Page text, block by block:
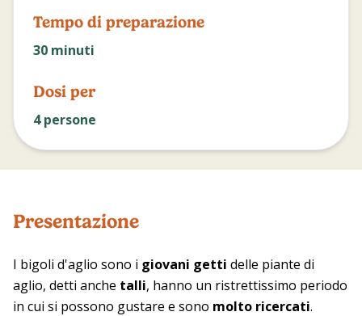
Tempo di preparazione
30 minuti
Dosi per
4persone
Presentazione
I bigoli d'aglio sono i giovani getti delle piante di
aglio, detti anche talli, hanno un ristrettissimo periodo
in cui si possono gustare e sono molto ricercati.